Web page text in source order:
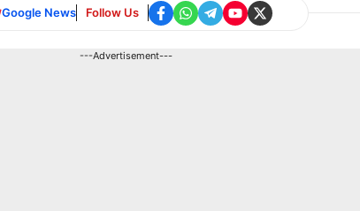
Google News Follow Us
---Advertisement---